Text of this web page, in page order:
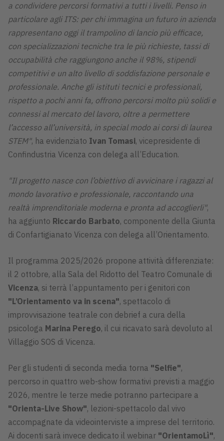
a condividere percorsi formativi a tutti i livelli. Penso in
particolare agli ITS: per chi immagina un futuro in azienda
rappresentano oggi il trampolino di lancio più efficace,
con specializzazioni tecniche tra le più richieste, tassi di
occupabilità che raggiungono anche il 98%, stipendi
competitivi e un alto livello di soddisfazione personale e
professionale. Anche gli istituti tecnici e professionali,
rispetto a pochi anni fa, offrono percorsi molto più solidi e
connessi al mercato del lavoro, oltre a permettere
l’accesso all’università, in special modo ai corsi di laurea
STEM", ha evidenziato Ivan Tomasi, vicepresidente di
Confindustria Vicenza con delega all’Education.
"Il progetto nasce con l’obiettivo di avvicinare i ragazzi al
mondo lavorativo e professionale, raccontando una
realtà imprenditoriale moderna e pronta ad accoglierli",
ha aggiunto Riccardo Barbato, componente della Giunta
di Confartigianato Vicenza con delega all’Orientamento.
Il programma 2025/2026 propone attività differenziate:
il 2 ottobre, alla Sala del Ridotto del Teatro Comunale di
Vicenza, si terrà l’appuntamento per i genitori con
"L’Orientamento va in scena", spettacolo di
improvvisazione teatrale con debrief a cura della
psicologa Marina Perego, il cui ricavato sarà devoluto al
Villaggio SOS di Vicenza.
Per gli studenti di seconda media torna "Selfie",
percorso in quattro web-show formativi previsti a maggio
2026, mentre le terze medie potranno partecipare a
"Orienta-Live Show", lezioni-spettacolo dal vivo
accompagnate da videointerviste a imprese del territorio.
Ai docenti sarà invece dedicato il webinar "OrientamoLì",